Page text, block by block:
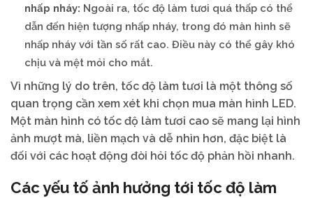
nhấp nháy: Ngoài ra, tốc độ làm tươi quá thấp có thể
dẫn đến hiện tượng nhấp nháy, trong đó màn hình sẽ
nhấp nháy với tần số rất cao. Điều này có thể gây khó
chịu và mệt mỏi cho mắt.
Vì những lý do trên, tốc độ làm tươi là một thông số
quan trọng cần xem xét khi chọn mua màn hình LED.
Một màn hình có tốc độ làm tươi cao sẽ mang lại hình
ảnh mượt mà, liền mạch và dễ nhìn hơn, đặc biệt là
đối với các hoạt động đòi hỏi tốc độ phản hồi nhanh.
Các yếu tố ảnh hưởng tới tốc độ làm